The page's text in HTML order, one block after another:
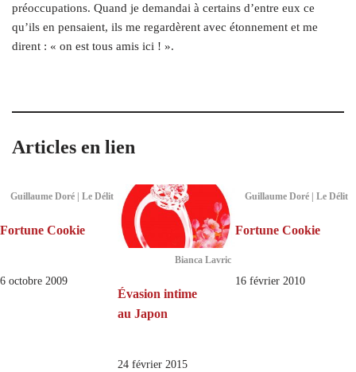
préoccupations. Quand je demandai à certains d’entre eux ce
qu’ils en pensaient, ils me regardèrent avec étonnement et me
dirent : « on est tous amis ici ! ».
Articles en lien
Guillaume Doré | Le Délit
Fortune Cookie
6 octobre 2009
Bianca Lavric
Évasion intime
au Japon
24 février 2015
Guillaume Doré | Le Délit
Fortune Cookie
16 février 2010